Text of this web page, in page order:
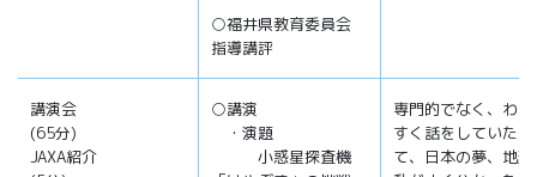
○福井県教育委員会
指導講評
講演会
(65分)
JAXA紹介
○講演
・演題
小惑星探査機
専門的でなく、わ
すく話をしていた
て、日本の夢、地